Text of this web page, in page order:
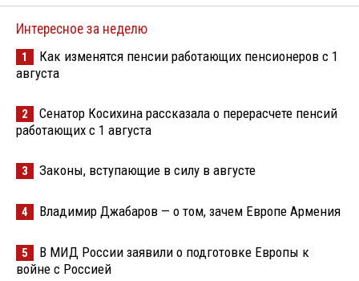
Интересное за неделю
1
Как изменятся пенсии работающих пенсионеров с 1
августа
2
Сенатор Косихина рассказала о перерасчете пенсий
работающих с 1 августа
3 Законы, вступающие в силу в августе
4 Владимир Джабаров — о том, зачем Европе Армения
5
В МИД России заявили о подготовке Европы к
войне с Россией